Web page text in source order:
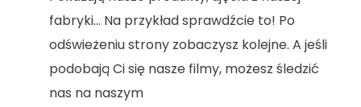
fabryki... Na przykład sprawdźcie to! Po
odświeżeniu strony zobaczysz kolejne. A jeśli
podobają Ci się nasze filmy, możesz śledzić
nas na naszym